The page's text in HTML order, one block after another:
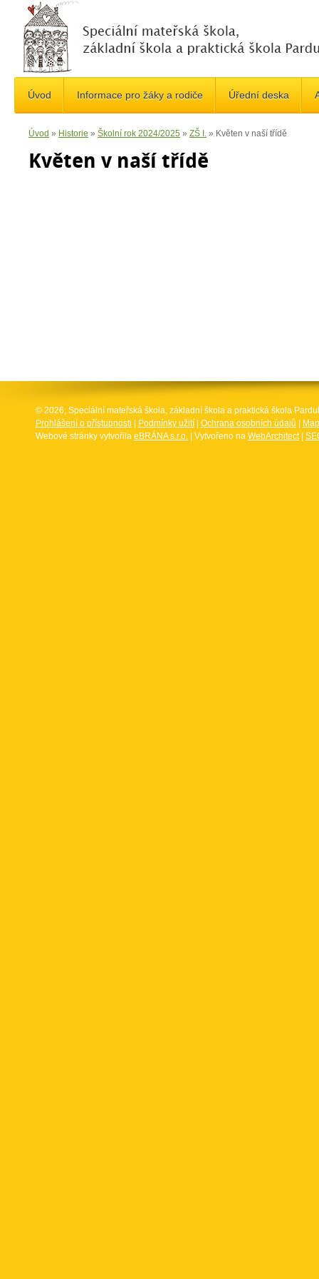
Úvod Informace pro žáky a rodiče Úřední deska
Úvod » Historie » Školní rok 2024/2025 » ZŠ I. » Květen v naší třídě
Květen v naší třídě
© 2026, Speciální mateřská škola, základní škola a praktická škola
Prohlášení o přístupnosti
Podmínky užití Ochrana osobních údajů
Webové stránky vytvořila eBRÁNA s.r.o. | Vytvořeno na WebArchitect|